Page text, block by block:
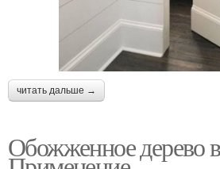
читать дальше →
Обожженное дерево